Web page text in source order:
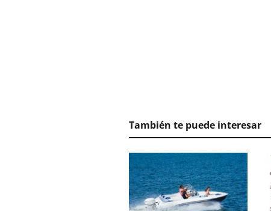
También te puede interesar